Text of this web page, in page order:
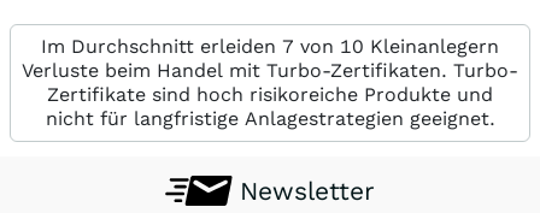
Im Durchschnitt erleiden 7 von 10 Kleinanlegern
Verluste beim Handel mit Turbo-Zertifikaten. Turbo-
Zertifikate sind hoch risikoreiche Produkte und
nicht für langfristige Anlagestrategien geeignet.
Newsletter